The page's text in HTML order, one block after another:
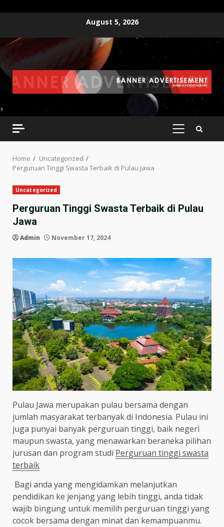
content
August 5, 2026
PRIMARY
Home
Uncategorized
Perguruan Tinggi Swasta Terbaik di Pulau Jawa
Uncategorized
Perguruan Tinggi Swasta Terbaik di Pulau
Jawa
Admin November 17, 2024
Pulau Jawa merupakan pulau bersama dengan
jumlah masyarakat terbanyak di Indonesia. Pulau ini
juga punyai banyak perguruan tinggi, baik negeri
maupun swasta, yang menawarkan beraneka pilihan
jurusan dan program studi Perguruan tinggi swasta
terbaik
Bagi anda yang mengidamkan melanjutkan
pendidikan ke jenjang yang lebih tinggi, anda tidak
wajib bingung untuk memilih perguruan tinggi yang
cocok bersama dengan minat dan kemampuanmu.